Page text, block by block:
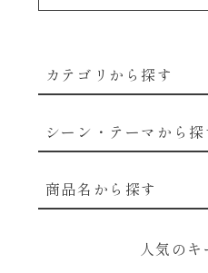
カテゴリから探す
シーン・テーマから探
商品名から探す
人気の